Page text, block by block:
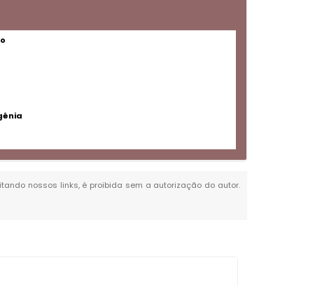
nossos links, é proibida sem a autorização do autor.